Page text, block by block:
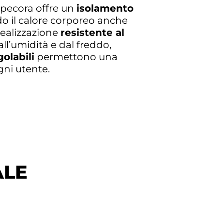
offre un isolamento
il calore corporeo anche
resistente al
e dal freddo,
permettono una
utente.